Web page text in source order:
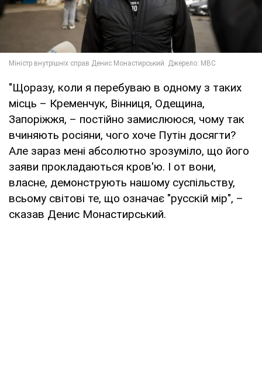
"Щоразу, коли я перебуваю в одному з таких
місць – Кременчук, Вінниця, Одещина,
Запоріжжя, – постійно замислююся, чому так
вчиняють росіяни, чого хоче Путін досягти?
Але зараз мені абсолютно зрозуміло, що його
заяви прокладаються кров'ю. І от вони,
власне, демонструють нашому суспільству,
всьому світові те, що означає "русскій мір", –
сказав Денис Монастирський.